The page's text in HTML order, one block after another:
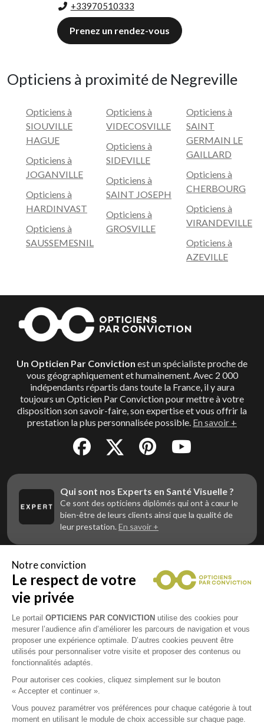
+33970510333
Prenez un rendez-vous
Opticiens à proximité de Negreville
Opticiens à
SIOUVILLE
HAGUE
Opticiens à
JOGANVILLE
Opticiens à
HARDINVAST
Opticiens à
SAUSSEMESNIL
Opticiens à
VIDECOSVILLE
Opticiens à
SIDEVILLE
Opticiens à
SAINT JOSEPH
Opticiens à
GROSVILLE
Opticiens à
SAINT
GERMAIN LE
GAILLARD
Opticiens à
CHERBOURG
Opticiens à
VIRANDEVILLE
Opticiens à
AZEVILLE
Un Opticien Par Conviction est un spécialiste proche de
vous géographiquement et humainement. Avec 2 000
indépendants répartis dans toute la France, il y aura
toujours un Opticien Par Conviction pour mettre à votre
disposition son savoir-faire, son expertise et vous offrir la
prestation la plus personnalisée possible. En savoir +
Qui sont nos Experts en Santé Visuelle ?
Ce sont des opticiens diplômés qui ont à cœur le
bien-être de leurs clients ainsi que la qualité de
leur prestation. En savoir +
Vous êtes un professionnel de la vue et
vous souhaitez nous rejoindre ?
Contactez Alliance Optic, la centrale d’achats et
d’accompagnement des opticiens indépendants
Notre conviction
Le respect de votre
vie privée
Le portail OPTICIENS PAR CONVICTION utilise des cookies pour
mesurer l’audience afin d’améliorer les parcours de navigation et vous
proposer une expérience optimale. D’autres cookies peuvent être
utilisés pour personnaliser votre visite et proposer des contenus ou
fonctionnalités adaptés.
Pour autoriser ces cookies, cliquez simplement sur le bouton
« Accepter et continuer ».
Vous pouvez paramétrer vos préférences pour chaque catégorie à tout
moment en utilisant le module de choix accessible sur chaque page.